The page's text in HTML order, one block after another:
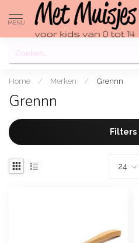
MENU
Home / Merken / Grennn
Grennn
Filters